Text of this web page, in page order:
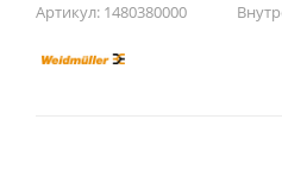
Артикул: 1480380000